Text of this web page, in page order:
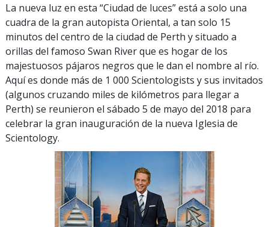
La nueva luz en esta “Ciudad de luces” está a solo una
cuadra de la gran autopista Oriental, a tan solo 15
minutos del centro de la ciudad de Perth y situado a
orillas del famoso Swan River que es hogar de los
majestuosos pájaros negros que le dan el nombre al río.
Aquí es donde más de 1 000 Scientologists y sus invitados
(algunos cruzando miles de kilómetros para llegar a
Perth) se reunieron el sábado 5 de mayo del 2018 para
celebrar la gran inauguración de la nueva Iglesia de
Scientology.